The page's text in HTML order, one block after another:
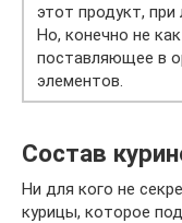
этот продукт, при
Но, конечно не
поставляющее в
элементов.
Состав
Ни для кого не
курицы, которое